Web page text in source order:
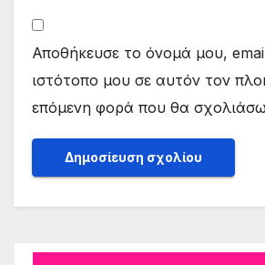
Αποθήκευσε το όνομά μου,
ιστότοπο μου σε αυτόν τον
επόμενη φορά που θα